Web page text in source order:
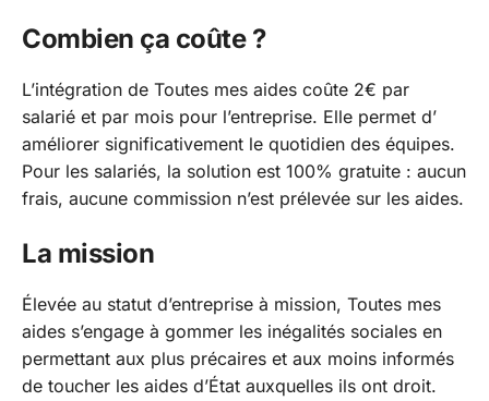
Combien ça coûte ?
L’intégration de Toutes mes aides coûte 2€ par
salarié et par mois pour l’entreprise. Elle permet d’
améliorer significativement le quotidien des équipes.
Pour les salariés, la solution est 100% gratuite : aucun
frais, aucune commission n’est prélevée sur les aides.
La mission
Élevée au statut d’entreprise à mission, Toutes mes
aides s’engage à gommer les inégalités sociales en
permettant aux plus précaires et aux moins informés
de toucher les aides d’État auxquelles ils ont droit.